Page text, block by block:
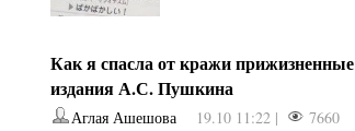
Как я спасла от кражи прижизненные
издания А.С. Пушкина
Аглая Ашешова 19.10 11:22 |
7660